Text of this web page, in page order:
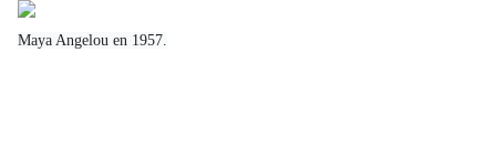
Maya Angelou en 1957.